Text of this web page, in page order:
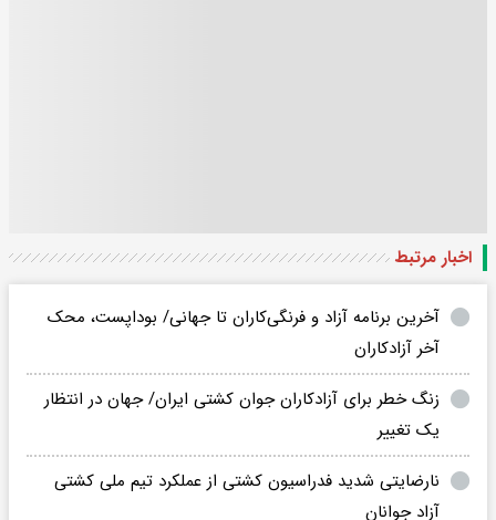
اخبار مرتبط
آخرین برنامه آزاد و فرنگی‌کاران تا جهانی/ بوداپست، محک
آخر آزادکاران
زنگ خطر برای آزادکاران جوان کشتی ایران/ جهان در انتظار
یک تغییر
نارضایتی شدید فدراسیون کشتی از عملکرد تیم ملی کشتی
آزاد جوانان